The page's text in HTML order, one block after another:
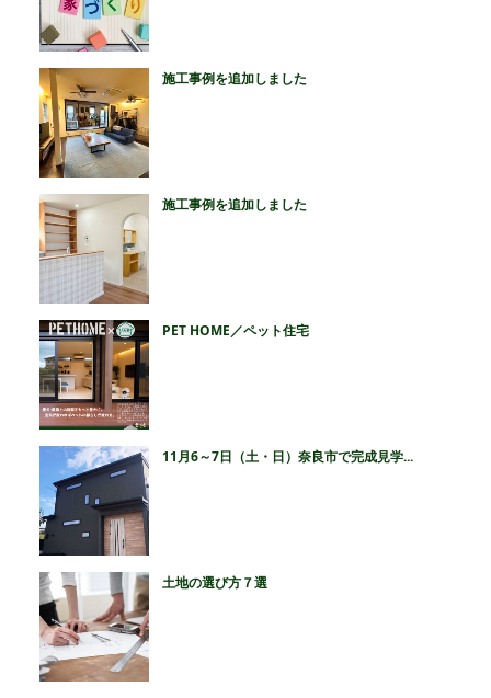
施工事例を追加しました
施工事例を追加しました
PET HOME／ペット住宅
11月6～7日（土・日）奈良市で完成見学...
土地の選び方７選